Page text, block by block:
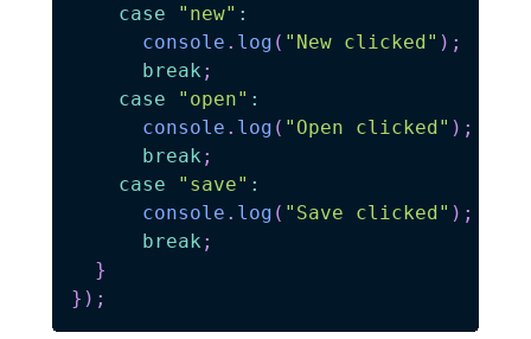
case
"new" :
console . log ( "New clicked" ) ;
break ;
case
"open" :
console . log ( "Open clicked" ) ;
break ;
case
"save" :
console . log ( "Save clicked" ) ;
break ;
}
} ) ;